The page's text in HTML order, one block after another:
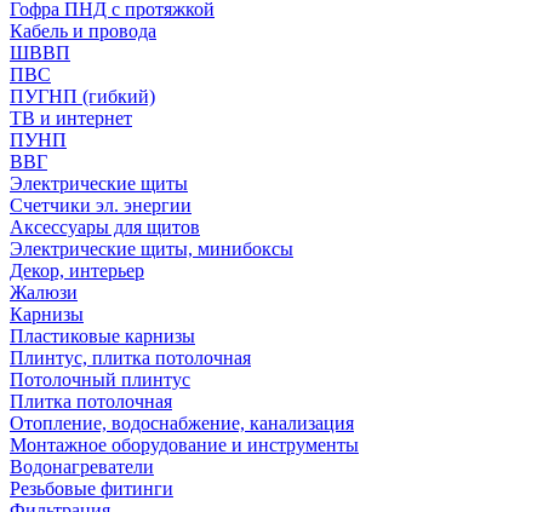
Гофра ПНД с протяжкой
Кабель и провода
ШВВП
ПВС
ПУГНП (гибкий)
ТВ и интернет
ПУНП
ВВГ
Электрические щиты
Счетчики эл. энергии
Аксессуары для щитов
Электрические щиты, минибоксы
Декор, интерьер
Жалюзи
Карнизы
Пластиковые карнизы
Плинтус, плитка потолочная
Потолочный плинтус
Плитка потолочная
Отопление, водоснабжение, канализация
Монтажное оборудование и инструменты
Водонагреватели
Резьбовые фитинги